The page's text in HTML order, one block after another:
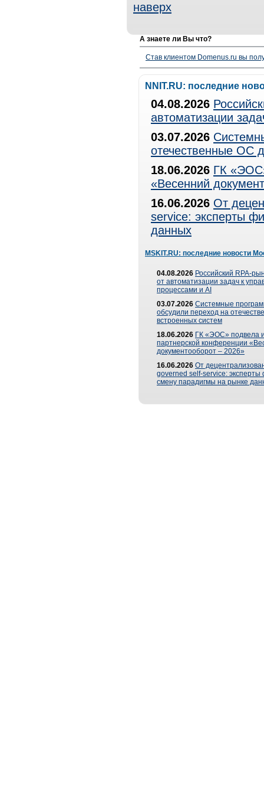
наверх
А знаете ли Вы что?
Став клиентом Domenus.ru вы
NNIT.RU: последние
04.08.2026
автоматизации
03.07.2026
отечественные ОС
18.06.2026 ГК
«Весенний
16.06.2026 От
service: эксперты
данных
MSKIT.RU: последние новости
04.08.2026 Российский RPA-
от автоматизации задач к
процессами и AI
03.07.2026 Системные
обсудили переход на
встроенных систем
18.06.2026 ГК «ЭОС» подвела
партнерской конференции
документооборот – 2026»
16.06.2026 От
governed self-service: эксперты
смену парадигмы на рынке